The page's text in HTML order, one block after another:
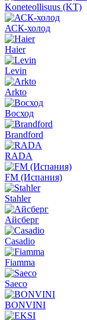
Koneteollisuus (KT)
АСК-холод
Haier
Levin
Arkto
Восход
Brandford
RADA
FM (Испания)
Stahler
Айсберг
Casadio
Fiamma
Saeco
BONVINI